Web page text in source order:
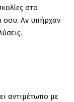
στο
σου. Αν υπήρχαν
αντιμέτωπο με